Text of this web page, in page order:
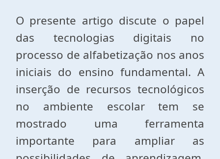
O presente artigo discute o papel
das tecnologias digitais no
processo de alfabetização nos anos
iniciais do ensino fundamental. A
inserção de recursos tecnológicos
no ambiente escolar tem se
mostrado uma ferramenta
importante para ampliar as